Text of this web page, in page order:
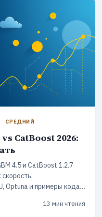
СРЕДНИЙ
CatBoost 2026:
4.5 и CatBoost 1.2.7
Optuna и примеры кода
13 мин чтения